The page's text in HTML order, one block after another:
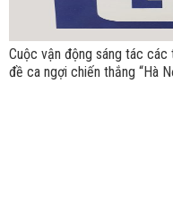
Cuộc vận động sáng tác
đề ca ngợi chiến thắng “Hà